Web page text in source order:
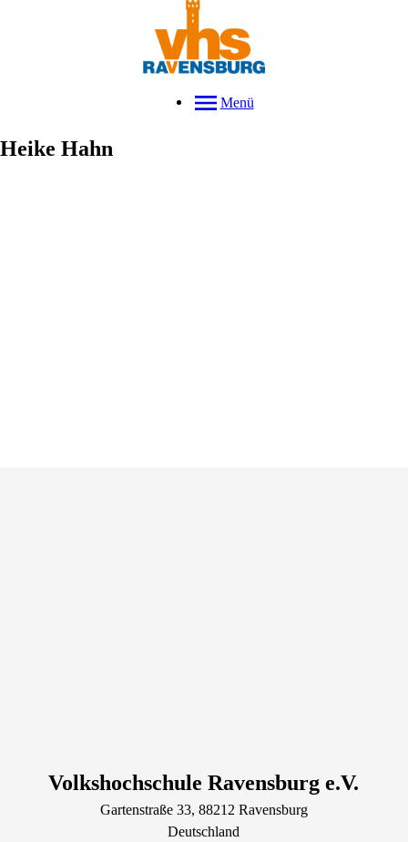
Menü
Heike Hahn
Volkshochschule Ravensburg e.V.
Gartenstraße33, 88212 Ravensburg
Deutschland